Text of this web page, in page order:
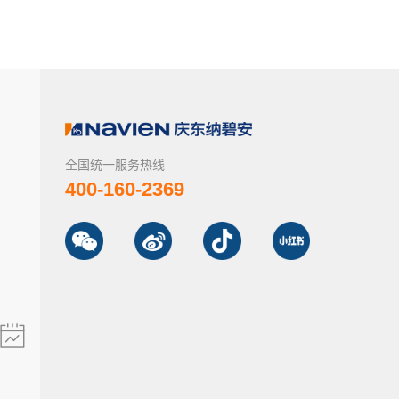
全国统一服务热线
400-160-2369